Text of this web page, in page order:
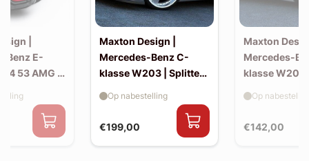
|
Benz E-
53 AMG |
Maxton Design |
Mercedes-Benz C-
klasse W203 | Splitter
bumper)
€199,00
Op nabestelling
Maxton
Mercedes-
klasse W203
€142,00
Op